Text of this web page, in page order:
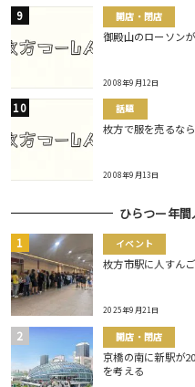
開店・閉店
御殿山のローソン
2008年9月12日
話題
枚方で服を売るな
2008年9月13日
ひらつー年
イベント
枚方市駅に人すん
2025年9月21日
開店・閉店
京橋の南に新駅が
を考える